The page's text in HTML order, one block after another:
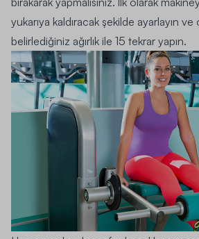
yukarıya kaldıracak şekilde ayarlayın
belirlediğiniz ağırlık ile 15 tekrar yapın.